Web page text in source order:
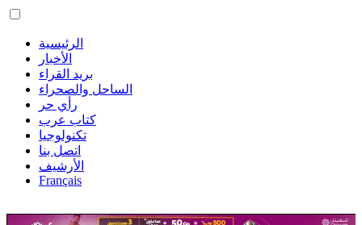
الرئيسية
الأخبار
بريد القراء
الساحل والصحراء
رأي حر
كتاب عرب
تكنولوجيا
اتصل بنا
الأرشيف
Français